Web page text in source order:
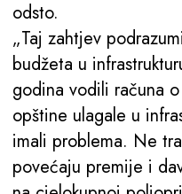
odsto.
„Taj zahtjev
budžeta u
godina vodili računa
opštine ulagale u
imali problema. Ne
povećaju premije i